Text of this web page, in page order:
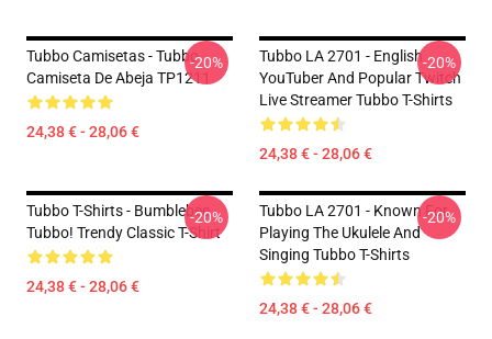
Tubbo Camisetas - Tubbo
Camiseta De Abeja TP1211
24,38 € - 28,06 €
-20%
Tubbo LA 2701 - English
YouTuber And Popular Twitch
Live Streamer Tubbo T-Shirts
24,38 € - 28,06 €
-20%
Tubbo T-Shirts - Bumblebee
Tubbo! Trendy Classic T-Shirt
24,38 € - 28,06 €
-20%
Tubbo LA 2701 - Known For
Playing The Ukulele And
Singing Tubbo T-Shirts
24,38 € - 28,06 €
-20%